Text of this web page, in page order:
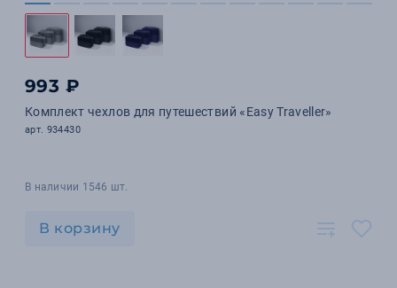
993 ₽
Комплект чехлов для путешествий «Easy Traveller»
арт. 934430
В наличии 1546 шт.
В корзину